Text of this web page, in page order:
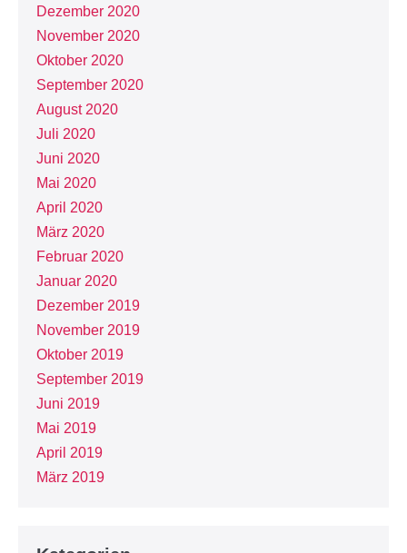
Dezember 2020
November 2020
Oktober 2020
September 2020
August 2020
Juli 2020
Juni 2020
Mai 2020
April 2020
März 2020
Februar 2020
Januar 2020
Dezember 2019
November 2019
Oktober 2019
September 2019
Juni 2019
Mai 2019
April 2019
März 2019